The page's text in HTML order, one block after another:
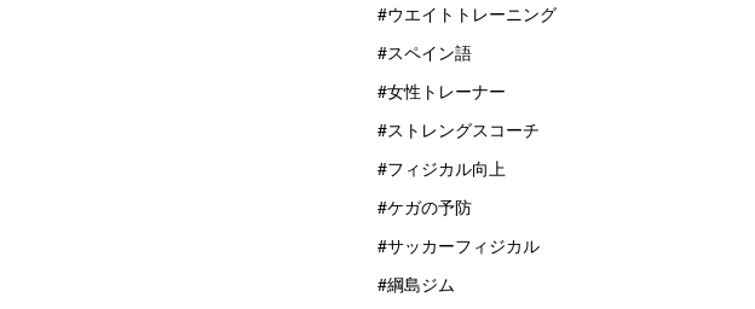
#ウエイトトレーニング
#スペイン語
#女性トレーナー
#ストレングスコーチ
#フィジカル向上
#ケガの予防
#サッカーフィジカル
#綱島ジム